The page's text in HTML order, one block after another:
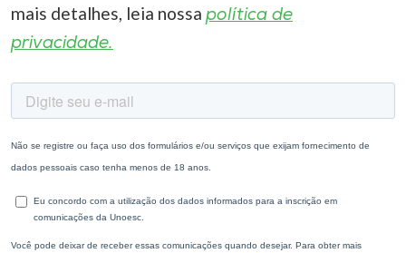
mais detalhes, leia nossa política de
privacidade.